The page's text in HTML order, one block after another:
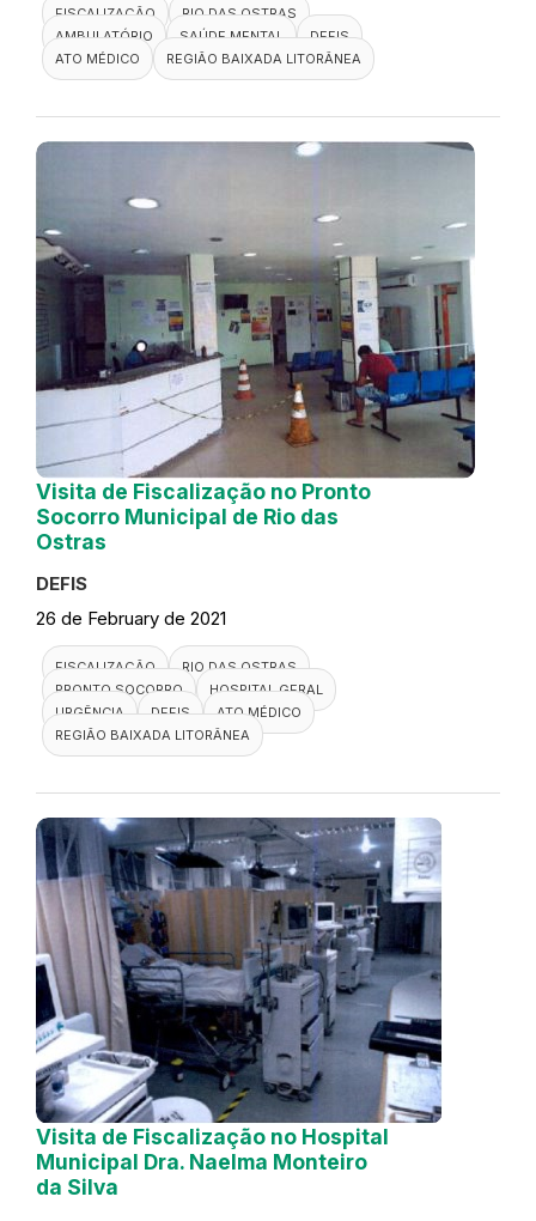
FISCALIZAÇÃO
RIO DAS OSTRAS
AMBULATÓRIO
SAÚDE MENTAL
DEFIS
ATO MÉDICO
REGIÃO BAIXADA LITORÂNEA
Visita de Fiscalização no Pronto
Socorro Municipal de Rio das
Ostras
DEFIS
26 de February de 2021
FISCALIZAÇÃO
RIO DAS OSTRAS
PRONTO SOCORRO
HOSPITAL GERAL
URGÊNCIA
DEFIS
ATO MÉDICO
REGIÃO BAIXADA LITORÂNEA
Visita de Fiscalização no Hospital
Municipal Dra. Naelma Monteiro
da Silva